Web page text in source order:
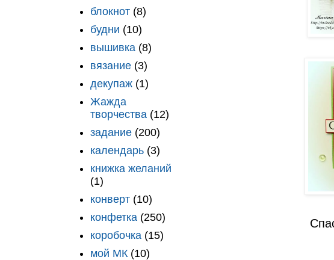
блокнот (8)
будни (10)
вышивка (8)
вязание (3)
декупаж (1)
Жажда
творчества (12)
задание (200)
календарь (3)
книжка желаний
(1)
конверт (10)
конфетка (250)
коробочка (15)
мой МК (10)